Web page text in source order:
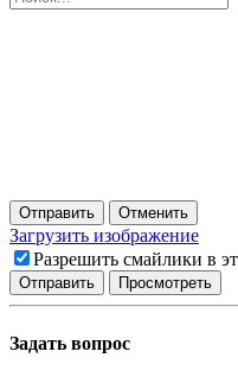
Отправить Отменить
Загрузить изображение
Разрешить смайлики в
Задать вопрос